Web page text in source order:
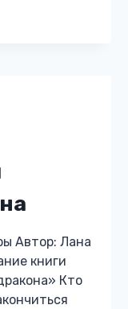
Автор: Лана
книги
Кто